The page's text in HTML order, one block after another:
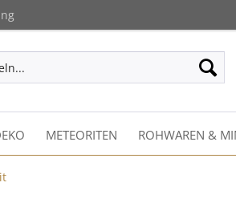
METEORITEN ROHWAREN &